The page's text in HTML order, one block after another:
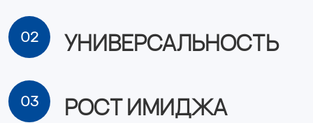
02 УНИВЕРСАЛЬНОСТЬ
03 РОСТ ИМИДЖА